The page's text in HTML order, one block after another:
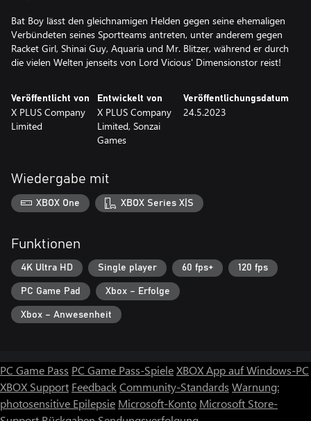
Bat Boy lässt den gleichnamigen Helden gegen seine ehemaligen
Verbündeten seines Sportteams antreten, unter anderem gegen
Racket Girl, Shinai Guy, Aquaria und Mr. Blitzer, während er durch
die vielen Welten jenseits von Lord Vicious' Dimensionstor reist!
Veröffentlicht von
X PLUS Company
Limited
Entwickelt von
X PLUS Company
Limited, Sonzai
Games
Veröffentlichungsdatum
24.5.2023
Wiedergabe mit
XBOX One XBOX Series X|S
Funktionen
4K Ultra HD Single player 60 fps+ 120 fps
PC Game Pad Xbox – Erfolge
Xbox – Anwesenheit
PC Game Pass PC Game Pass-SpieleXBOX App auf Windows-PC
XBOX Support FeedbackCommunity-Standards Warnung:
photosensitive Epilepsie Microsoft-Konto Microsoft Store-